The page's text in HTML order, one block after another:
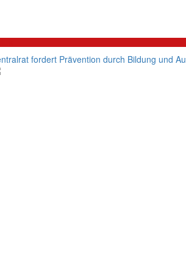
fordert Prävention durch Bildung und